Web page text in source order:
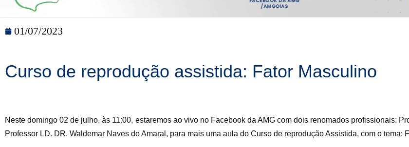
01/07/2023
Curso de reprodução assistida: Fator Masculino
Neste domingo 02 de julho, às 11:00, estaremos ao vivo no Facebook da AMG com dois renomados profissionais:
Professor LD. DR. Waldemar Naves do Amaral, para mais uma aula do Curso de reprodução Assistida, com o tema: